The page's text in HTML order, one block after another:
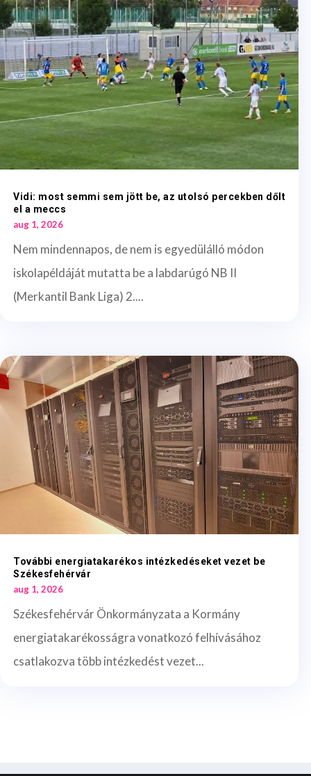
Vidi: most semmi sem jött be, az utolsó percekben dőlt
el a meccs
aug 1, 2026
Nem mindennapos, de nem is egyedülálló módon
iskolapéldáját mutatta be a labdarúgó NB II
(Merkantil Bank Liga) 2....
További energiatakarékos intézkedéseket vezet be
Székesfehérvár
aug 1, 2026
Székesfehérvár Önkormányzata a Kormány
energiatakarékosságra vonatkozó felhívásához
csatlakozva több intézkedést vezet...